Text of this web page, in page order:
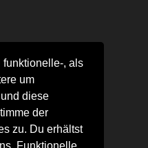
funktionelle-, als
um
diese
der
zu. Du erhältst
Funktionelle